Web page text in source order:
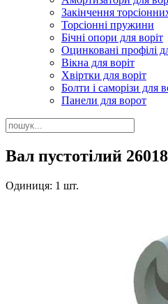
Закінчення
Торсіонні пружини
Бічні опори для воріт
Оцинковані профілі
Вікна для воріт
Хвіртки для воріт
Болти і саморізи для
Панели для ворот
Вал пустотілий 26018
Одиниця: 1 шт.